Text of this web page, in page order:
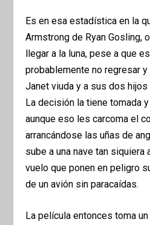
Es en esa estadística en la
Armstrong de Ryan Gosling,
llegar a la luna, pese a que
probablemente no regresar
Janet viuda y a sus dos
La decisión la tiene tomada
aunque eso les carcoma el
arrancándose las uñas de
sube a una nave tan siquiera
vuelo que ponen en peligro
de un avión sin paracaídas.
La película entonces toma